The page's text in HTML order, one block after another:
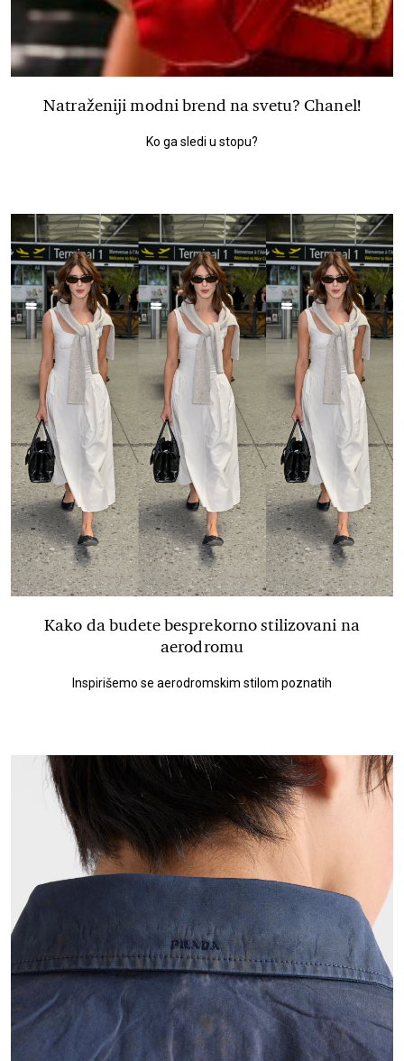
Natraženiji modni brend na svetu? Chanel!
Ko ga sledi u stopu?
Kako da budete besprekorno stilizovani na
aerodromu
Inspirišemo se aerodromskim stilom poznatih